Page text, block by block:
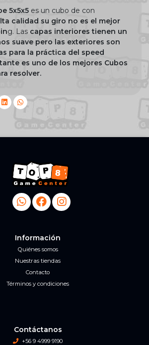
5x5x5 es un cubo de con
calidad su giro no es el mejor
g. Las capas interiores tienen un
suave pero las exteriores son
para la práctica del speed
es uno de los mejores Cubos
resolver.
Información
Quiénes somos
Nuestras tiendas
Contacto
Términos y condiciones
Contáctanos
+56 9 4999 9190